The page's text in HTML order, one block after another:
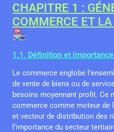
CHAPITRE 1 :
COMMERCE ET
1.1. Définition et
Le commerce englobe
de vente de biens ou de
besoins moyennant profit. Ce
commerce comme moteur de
et vecteur de distribution des
l’importance du secteur